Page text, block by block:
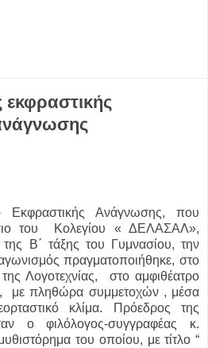
Ανάγνωσης, που
του Κολεγίου « ΔΕΛΑΣΑΛ»,
της Β΄ τάξης του Γυμνασίου, την
πραγματοποιήθηκε, στο
Λογοτεχνίας, στο αμφιθέατρο
με πληθώρα συμμετοχών , μέσα
κλίμα. Πρόεδρος της
ο φιλόλογος-συγγραφέας κ.
του οποίου, με τίτλο “